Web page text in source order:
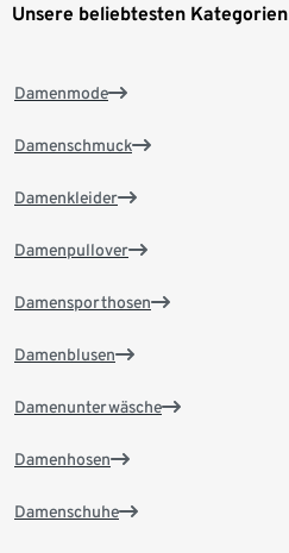
Unsere beliebtesten Kategorien
Damenmode
Damenschmuck
Damenkleider
Damenpullover
Damensporthosen
Damenblusen
Damenunterwäsche
Damenhosen
Damenschuhe